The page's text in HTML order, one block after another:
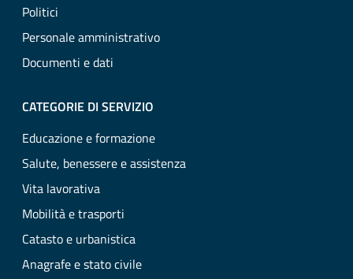
Politici
Personale amministrativo
Documenti e dati
CATEGORIE DI SERVIZIO
Educazione e formazione
Salute, benessere e assistenza
Vita lavorativa
Mobilità e trasporti
Catasto e urbanistica
Anagrafe e stato civile